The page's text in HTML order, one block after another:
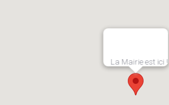
La Mairie est ici !